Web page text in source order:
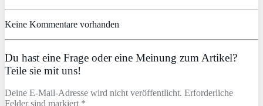
Keine Kommentare vorhanden
Du hast eine Frage oder eine Meinung zum Artikel?
Teile sie mit uns!
Deine E-Mail-Adresse wird nicht veröffentlicht. Erforderliche
Felder sind markiert *